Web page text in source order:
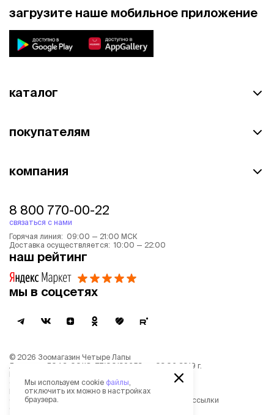
загрузите наше мобильное приложение
каталог
покупателям
компания
8 800 770-00-22
связаться с нами
Горячая линия: 09:00 — 21:00 МСК
Доставка осуществляется: 10:00 — 22:00
наш рейтинг
мы в соцсетях
© 2026 Зоомагазин Четыре Лапы
Лицензия: Л042-00118-77/00139653 от 03.06.2019 г.
Политика обработки персональных данных
Согласие на обработку персональных данных
Пользовательское соглашение
Согласие на получение новостной и рекламной рассылки
Мы используем cookie файлы
отключить их можно в настройках
браузера.